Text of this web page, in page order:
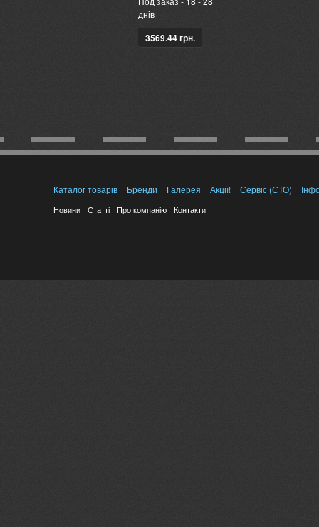
днів
3569.44 грн.
Каталог товарів Бренди Галерея Акції! Сервіс (СТО)
Новини Статті Про компанію Контакти